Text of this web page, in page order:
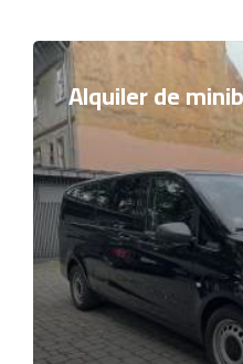
Alquiler de